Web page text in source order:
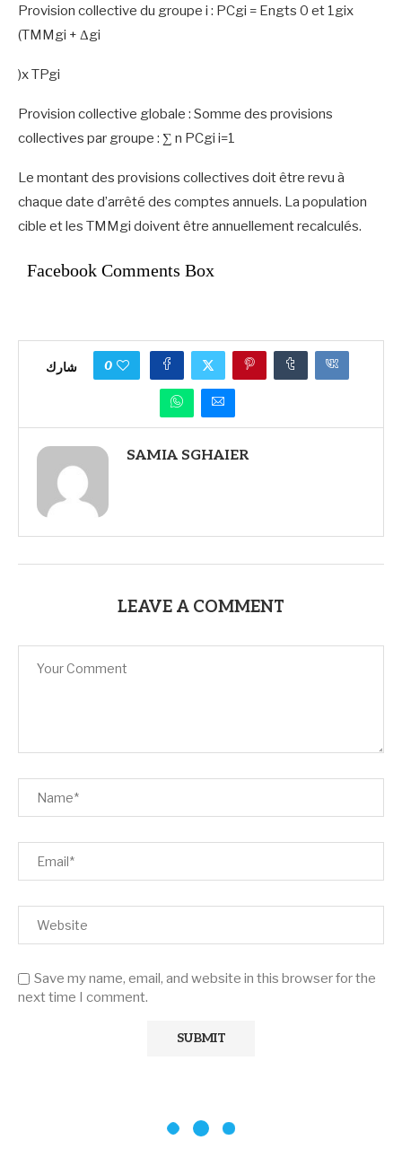
Provision collective du groupe i : PCgi = Engts 0 et 1gix
(TMMgi + Δgi
)x TPgi
Provision collective globale : Somme des provisions
collectives par groupe : ∑ n PCgi i=1
Le montant des provisions collectives doit être revu à
chaque date d’arrêté des comptes annuels. La population
cible et les TMMgi doivent être annuellement recalculés.
Facebook Comments Box
شارك 0
SAMIA SGHAIER
LEAVE A COMMENT
Save my name, email, and website in this browser for the
next time I comment.